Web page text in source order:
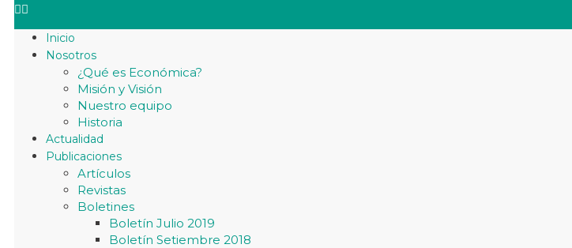
Inicio
Nosotros
¿Qué es Económica?
Misión y Visión
Nuestro equipo
Historia
Actualidad
Publicaciones
Artículos
Revistas
Boletines
Boletín Julio 2019
Boletín Setiembre 2018